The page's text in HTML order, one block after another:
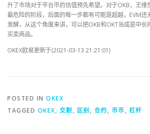
升了市场对于平台币的估值预先希望。对于OKB，王维
最危险的阶段，后面的每一步都有可能是超越，EVM还
发酵，从这个角度来讲，可以把OKB和OKT当成是中长
买卖商品。
OKEX欧易更新于(2021-03-13 21:21:01)
POSTED IN OKEX
TAGGED OKEX, 交割 , 区别 , 合约, 币币, 杠杆